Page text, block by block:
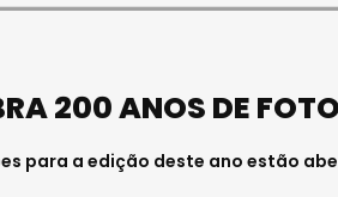
200 ANOS DE
para a edição deste ano estão